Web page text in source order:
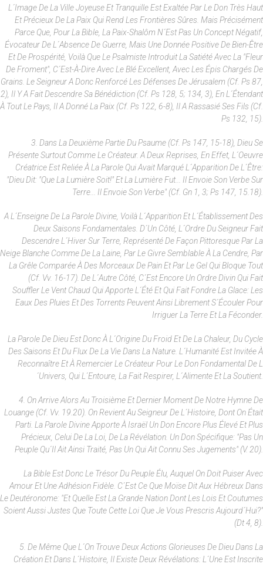
L´image De La Ville Joyeuse Et Tranquille Est Exaltée Par Le Don Très Haut
Et Précieux De La Paix Qui Rend Les Frontières Sûres. Mais Précisément
Parce Que, Pour La Bible, La Paix-Shalôm N´est Pas Un Concept Négatif,
Évocateur De L´absence De Guerre, Mais Une Donnée Positive De Bien-Être
Et De Prospérité, Voilà Que Le Psalmiste Introduit La Satiété Avec La "fleur
De Froment", C´est-À-Dire Avec Le Blé Excellent, Avec Les Épis Chargés De
Grains. Le Seigneur A Donc Renforcé Les Défenses De Jérusalem (cf. Ps 87,
2), Il Y A Fait Descendre Sa Bénédiction (cf. Ps 128, 5; 134, 3), En L´étendant
À Tout Le Pays, Il A Donné La Paix (cf. Ps 122, 6-8), Il A Rassasié Ses Fils (cf.
Ps 132, 15).
3. Dans La Deuxième Partie Du Psaume (cf. Ps 147, 15-18), Dieu Se
Présente Surtout Comme Le Créateur. A Deux Reprises, En Effet, L´oeuvre
Créatrice Est Reliée À La Parole Qui Avait Marqué L´apparition De L´être:
"Dieu Dit: "Que La Lumière Soit!" Et La Lumière Fut... Il Envoie Son Verbe Sur
Terre... Il Envoie Son Verbe" (cf. Gn 1, 3; Ps 147, 15.18).
A L´enseigne De La Parole Divine, Voilà L´apparition Et L´établissement Des
Deux Saisons Fondamentales. D´un Côté, L´ordre Du Seigneur Fait
Descendre L´hiver Sur Terre, Représenté De Façon Pittoresque Par La
Neige Blanche Comme De La Laine, Par Le Givre Semblable À La Cendre, Par
La Grêle Comparée À Des Morceaux De Pain Et Par Le Gel Qui Bloque Tout
(cf. Vv. 16-17). De L´autre Côté, C´est Encore Un Ordre Divin Qui Fait
Souffler Le Vent Chaud Qui Apporte L´été Et Qui Fait Fondre La Glace: Les
Eaux Des Pluies Et Des Torrents Peuvent Ainsi Librement S´écouler Pour
Irriguer La Terre Et La Féconder.
La Parole De Dieu Est Donc À L´origine Du Froid Et De La Chaleur, Du Cycle
Des Saisons Et Du Flux De La Vie Dans La Nature. L´humanité Est Invitée À
Reconnaître Et À Remercier Le Créateur Pour Le Don Fondamental De L
´univers, Qui L´entoure, La Fait Respirer, L´alimente Et La Soutient.
4. On Arrive Alors Au Troisième Et Dernier Moment De Notre Hymne De
Louange (cf. Vv. 19.20). On Revient Au Seigneur De L´histoire, Dont On Était
Parti. La Parole Divine Apporte À Israël Un Don Encore Plus Élevé Et Plus
Précieux, Celui De La Loi, De La Révélation. Un Don Spécifique: "Pas Un
Peuple Qu´il Ait Ainsi Traité, Pas Un Qui Ait Connu Ses Jugements" (v. 20).
La Bible Est Donc Le Trésor Du Peuple Élu, Auquel On Doit Puiser Avec
Amour Et Une Adhésion Fidèle. C´est Ce Que Moïse Dit Aux Hébreux Dans
Le Deutéronome: "Et Quelle Est La Grande Nation Dont Les Lois Et Coutumes
Soient Aussi Justes Que Toute Cette Loi Que Je Vous Prescris Aujourd´hui?"
(Dt 4, 8).
5. De Même Que L´on Trouve Deux Actions Glorieuses De Dieu Dans La
Création Et Dans L´histoire, Il Existe Deux Révélations: L´une Est Inscrite